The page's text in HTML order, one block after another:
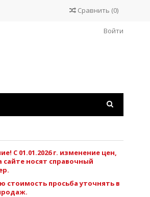
Сравнить (0)
Войти
С 01.01.2026 г. изменение цен,
сайте носят справочный
стоимость просьба уточнять в